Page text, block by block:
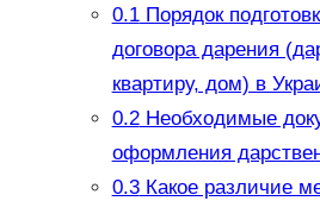
0.1Порядок
договора дарения
квартиру, дом) в
0.2Необходимые
оформления
0.3Какое различие